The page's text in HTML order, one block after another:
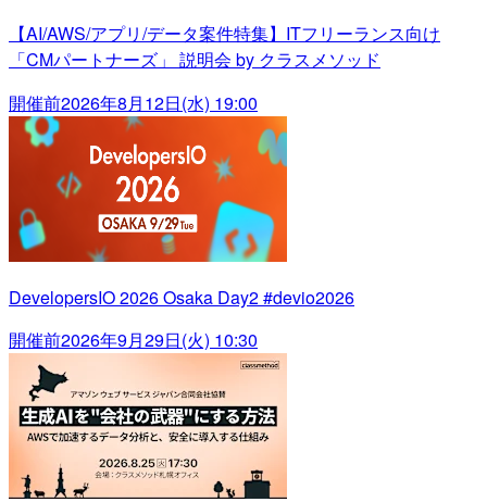
【AI/AWS/アプリ/データ案件特集】ITフリーランス向け
「CMパートナーズ」 説明会 by クラスメソッド
開催前2026年8月12日(水) 19:00
DevelopersIO 2026 Osaka Day2 #devio2026
開催前2026年9月29日(火) 10:30